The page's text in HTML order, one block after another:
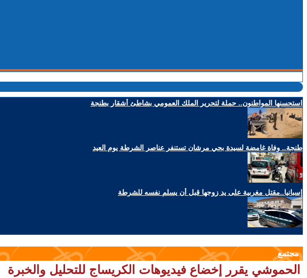
استحسنها المواطنون.. حملة لتحرير الملك العمومي بشاطئ أشقار بطنجة
طنجة.. وفاة غامضة لسيدة بحي مرشان تستنفر عناصر الشرطة يوم العيد
إسبانيا..مقتل مغربية على يد زوجها قبل أن يسلم نفسه للشرطة
مجتمع
الحموشي يقرر إخضاع فيديوهات الكريساج للتحليل والخبرة